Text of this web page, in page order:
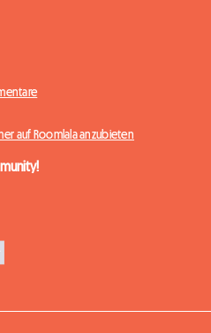
auf Roomlala anzubieten